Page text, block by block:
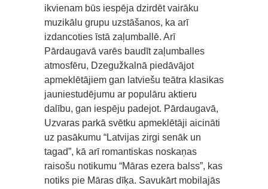
ikvienam būs iespēja dzirdēt vairāku
muzikālu grupu uzstāšanos, ka arī
izdancoties īstā zaļumballē. Arī
Pārdaugavā varēs baudīt zaļumballes
atmosfēru, Dzegužkalnā piedāvājot
apmeklētājiem gan latviešu teātra klasikas
jauniestudējumu ar populāru aktieru
dalību, gan iespēju padejot. Pārdaugavā,
Uzvaras parkā svētku apmeklētāji aicināti
uz pasākumu “Latvijas zirgi senāk un
tagad”, kā arī romantiskas noskaņas
raisošu notikumu “Māras ezera balss”, kas
notiks pie Māras dīķa. Savukārt mobilajās